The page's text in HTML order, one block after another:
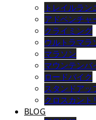
トレイルラン
アドベンチャ
クライミング
ウルトラマラ
マラソン
マウンテンバ
ロードバイク
スタンドアッ
クロスカント
BLOG